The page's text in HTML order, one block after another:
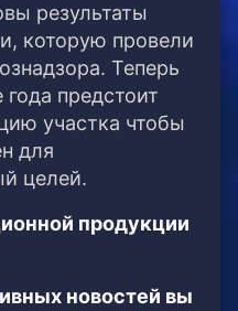
результаты
которую провели
Теперь
предстоит
участка чтобы
для
целей.
продукции
новостей вы